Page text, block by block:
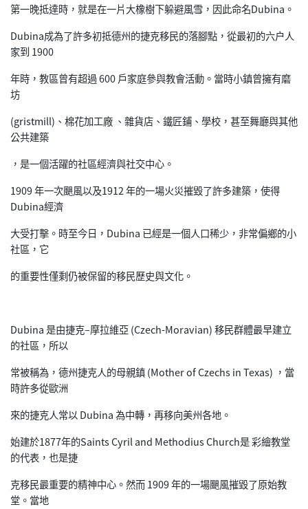
第一晚抵達時，就是在一片大橡樹下躲避風雪，因此命名Dubina。
Dubina成為了許多初抵德州的捷克移民的落腳點，從最初的六户人
家到 1900
年時，教區曾有超過 600 戶家庭參與教會活動。當時小鎮曾擁有磨
坊
(gristmill)、棉花加工廠 、雜貨店、鐵匠鋪、學校，甚至舞廳與其他
公共建築
，是一個活躍的社區經濟與社交中心。
1909 年一次颶風以及1912 年的一場火災摧毀了許多建築，使得
Dubina經濟
大受打擊。時至今日，Dubina 已經是一個人口稀少，非常偏鄉的小
社區，它
的重要性僅剩仍被保留的移民歷史與文化。
Dubina 是由捷克–摩拉維亞 (Czech-Moravian) 移民群體最早建立
的社區，所以
常被稱為，德州捷克人的母親鎮 (Mother of Czechs in Texas) ，當
時許多從歐洲
來的捷克人常以 Dubina 為中轉，再移向美州各地。
始建於1877年的Saints Cyril and Methodius Church是 彩繪教堂
的代表，也是捷
克移民最重要的精神中心。然而 1909 年的一場颶風摧毀了原始教
堂。當地